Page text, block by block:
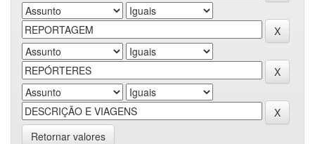
Retornar valores